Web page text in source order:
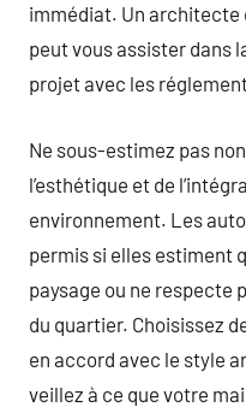
immédiat. Un architecte
peut vous assister dans
projet avec les
Ne sous-estimez pas
l’esthétique et de
environnement. Les
permis si elles estiment
paysage ou ne
du quartier. Choisissez
en accord avec le style
veillez à ce que votre